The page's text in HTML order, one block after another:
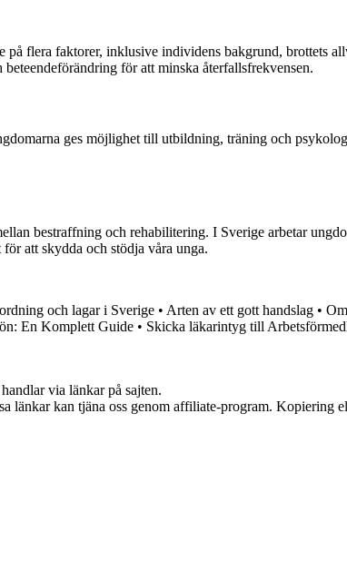
flera faktorer, inklusive individens bakgrund, brottets
för att minska återfallsfrekvensen.
ges möjlighet till utbildning, träning och
bestraffning och rehabilitering. I Sverige arbetar
att skydda och stödja våra unga.
och lagar i Sverige • Arten av ett gott handslag •
En Komplett Guide • Skicka läkarintyg till
via länkar på sajten.
länkar kan tjäna oss genom affiliate-program. Kopiering